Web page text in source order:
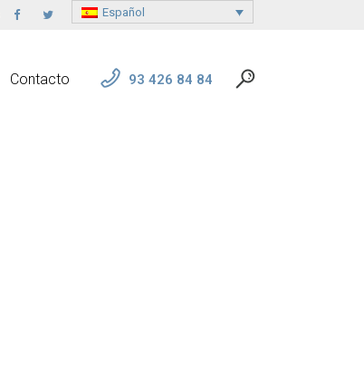
Español
93 426 84 84
Contacto